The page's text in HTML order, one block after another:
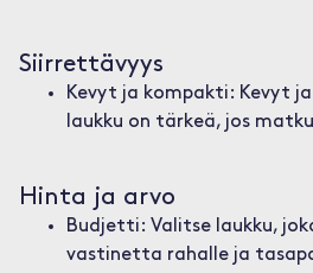
Siirrettävyys
Kevyt ja kompakti: Kevyt
laukku on tärkeä, jos
Hinta ja arvo
Budjetti: Valitse laukku,
vastinetta rahalle ja